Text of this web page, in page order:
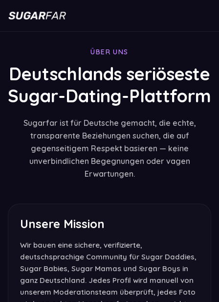
ÜBER UNS
Deutschlands seriöseste
Sugar-Dating-Plattform
Sugarfar ist für Deutsche gemacht, die echte,
transparente Beziehungen suchen, die auf
gegenseitigem Respekt basieren — keine
unverbindlichen Begegnungen oder vagen
Erwartungen.
Unsere Mission
Wir bauen eine sichere, verifizierte,
deutschsprachige Community für Sugar Daddies,
Sugar Babies, Sugar Mamas und Sugar Boys in
ganz Deutschland. Jedes Profil wird manuell von
unserem Moderationsteam überprüft, jedes Foto